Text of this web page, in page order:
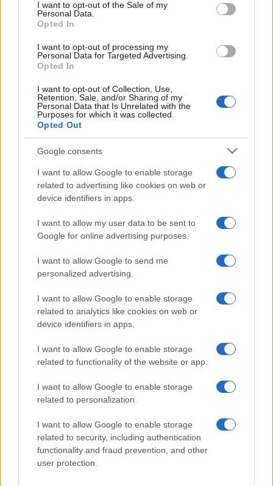
I want to opt-out of the Sale of my
Personal Data.
Opted In
I want to opt-out of processing my
Personal Data for Targeted Advertising.
Opted In
I want to opt-out of Collection, Use,
Retention, Sale, and/or Sharing of my
Personal Data that Is Unrelated with the
Purposes for which it was collected.
Opted Out
Google consents
I want to allow Google to enable storage
related to advertising like cookies on web or
device identifiers in apps.
I want to allow my user data to be sent to
Google for online advertising purposes.
I want to allow Google to send me
personalized advertising.
I want to allow Google to enable storage
related to analytics like cookies on web or
device identifiers in apps.
I want to allow Google to enable storage
related to functionality of the website or app.
I want to allow Google to enable storage
related to personalization.
I want to allow Google to enable storage
related to security, including authentication
functionality and fraud prevention, and other
user protection.
À lire aussi
AUTOMOBILE
Réparations automobiles 2025: le guide malin pour réduire la
facture
Infos Rédaction · 27 Août 2025